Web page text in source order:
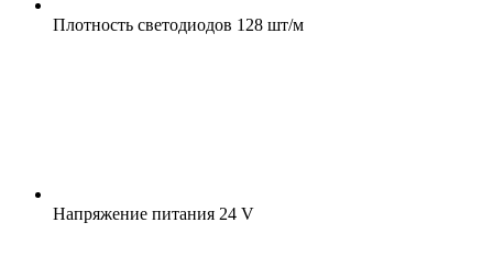
Плотность светодиодов 128 шт/м
Напряжение питания 24 V